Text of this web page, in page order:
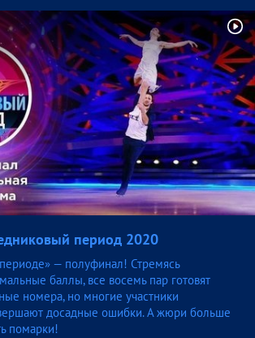
период 2020
— полуфинал! Стремясь
баллы, все восемь пар готовят
номера, но многие участники
досадные ошибки. А жюри больше
помарки!